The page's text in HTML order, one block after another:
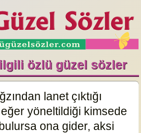
özlü güzel sözler
lanet çıktığı
yöneltildiği kimsede
ona gider, aksi